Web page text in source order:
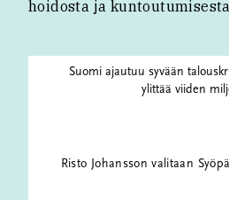
hoidosta ja
Suomi ajautuu syvään
ylittää viiden
Risto Johansson valitaan